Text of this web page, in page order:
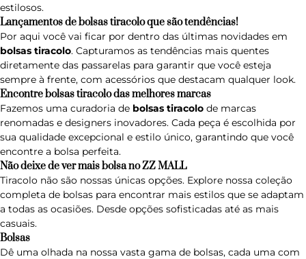
estilosos.
Lançamentos de bolsas tiracolo que são tendências!
Por aqui você vai ficar por dentro das últimas novidades em
bolsas tiracolo. Capturamos as tendências mais quentes
diretamente das passarelas para garantir que você esteja
sempre à frente, com acessórios que destacam qualquer look.
Encontre bolsas tiracolo das melhores marcas
Fazemos uma curadoria de bolsas tiracolo de marcas
renomadas e designers inovadores. Cada peça é escolhida por
sua qualidade excepcional e estilo único, garantindo que você
encontre a bolsa perfeita.
Não deixe de ver mais bolsa no ZZ MALL
Tiracolo não são nossas únicas opções. Explore nossa coleção
completa de bolsas para encontrar mais estilos que se adaptam
a todas as ocasiões. Desde opções sofisticadas até as mais
casuais.
Bolsas
Dê uma olhada na nossa vasta gama de bolsas, cada uma com